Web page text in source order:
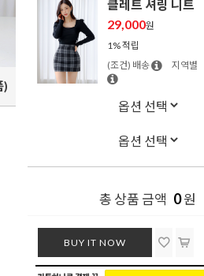
)
클레트 셔링 니트
29,000원
1% 적립
(조건) 배송
지역별
총 상품 금액 0원
BUY IT NOW